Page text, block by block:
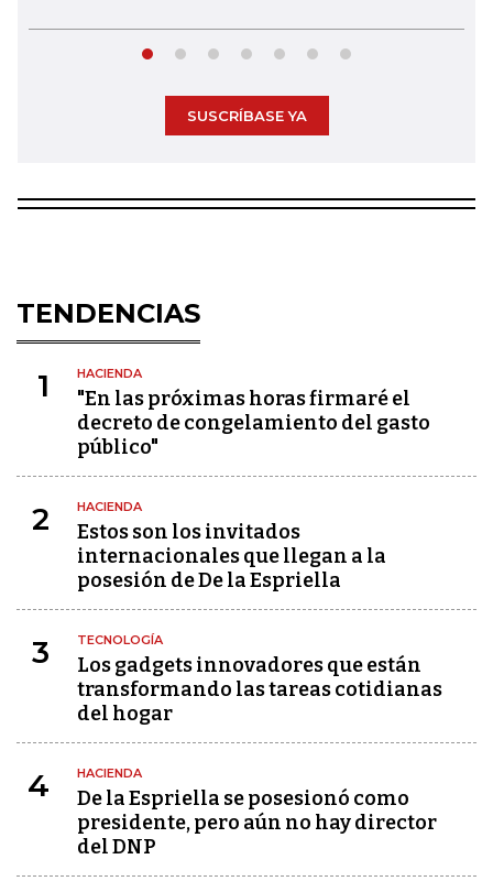
SUSCRÍBASE YA
TENDENCIAS
1 HACIENDA
"En las próximas horas firmaré el
decreto de congelamiento del gasto
público"
2 HACIENDA
Estos son los invitados
internacionales que llegan a la
posesión de De la Espriella
3 TECNOLOGÍA
Los gadgets innovadores que están
transformando las tareas cotidianas
del hogar
4 HACIENDA
De la Espriella se posesionó como
presidente, pero aún no hay director
del DNP